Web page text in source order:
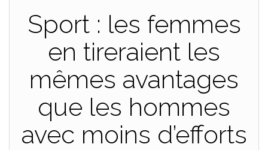
Sport : les femmes
en tireraient les
mêmes avantages
que les hommes
avec moins d’efforts